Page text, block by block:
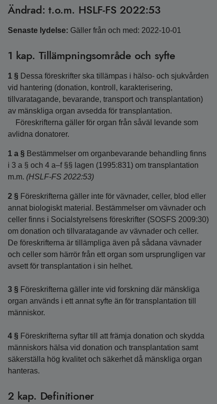
Ändrad: t.o.m. HSLF-FS 2022:53
Senaste lydelse: Gäller från och med: 2022-10-01
1 kap. Tillämpningsområde och syfte
1 § Dessa föreskrifter ska tillämpas i hälso- och sjukvården
vid hantering (donation, kontroll, karakterisering,
tillvaratagande, bevarande, transport och transplantation)
av mänskliga organ avsedda för transplantation.
Föreskrifterna gäller för organ från såväl levande som
avlidna donatorer.
1 a § Bestämmelser om organbevarande behandling finns
i 3 a § och 4 a–f §§ lagen (1995:831) om transplantation
m.m. (HSLF-FS 2022:53)
2 § Föreskrifterna gäller inte för vävnader, celler, blod eller
annat biologiskt material. Bestämmelser om vävnader och
celler finns i Socialstyrelsens föreskrifter (SOSFS 2009:30)
om donation och tillvaratagande av vävnader och celler.
De föreskrifterna är tillämpliga även på sådana vävnader
och celler som härrör från ett organ som ursprungligen var
avsett för transplantation i sin helhet.
3 § Föreskrifterna gäller inte vid forskning där mänskliga
organ används i ett annat syfte än för transplantation till
människor.
4 § Föreskrifterna syftar till att främja donation och skydda
människors hälsa vid donation och transplantation samt
säkerställa hög kvalitet och säkerhet då mänskliga organ
hanteras.
2 kap. Definitioner